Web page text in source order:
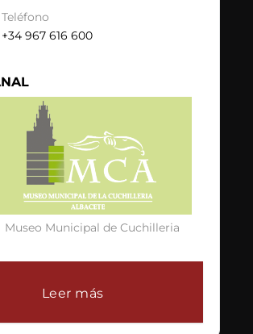
Teléfono
+34 967 616 600
Museo Municipal de Cuchilleria
Leer más